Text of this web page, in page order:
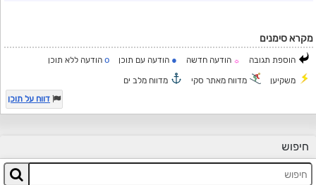
מקרא סימנים
הוספת תגובה ☼ הודעה חדשה ● הודעה עם תוכן o הודעה ללא תוכן
משקיען מדווח מאתר סקי
מדווח מלב ים
דווח על תוכן
חיפוש